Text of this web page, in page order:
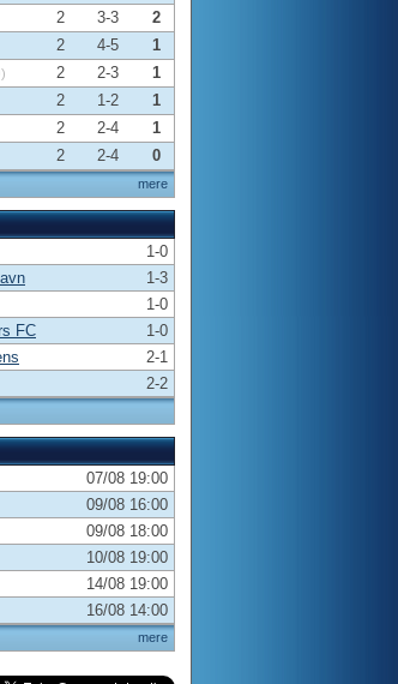
mere
2 3-3
2
2 4-5
1
2 2-3
1
2 1-2
1
2 2-4
1
2 2-4 0
1-0
1-3
1-0
FC
1-0
2-1
2-2
mere
07/08 19:00
09/08 16:00
09/08 18:00
10/08 19:00
14/08 19:00
16/08 14:00